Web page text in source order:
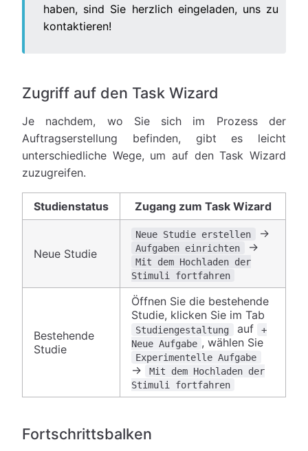
haben, sind Sie herzlich eingeladen, uns zu
kontaktieren!
Zugriff auf den Task Wizard
Je nachdem, wo Sie sich im Prozess der
Auftragserstellung befinden, gibt es leicht
unterschiedliche Wege, um auf den Task Wizard
zuzugreifen.
Studienstatus Zugang zum Task Wizard
Neue Studie
Neue Studie erstellen →
Aufgaben einrichten →
Mit dem Hochladen der
Stimuli fortfahren
Bestehende
Studie
Öffnen Sie die bestehende
Studie, klicken Sie im Tab
Studiengestaltung auf
+
Neue Aufgabe , wählen Sie
Experimentelle Aufgabe
→
Mit dem Hochladen der
Stimuli fortfahren
Fortschrittsbalken